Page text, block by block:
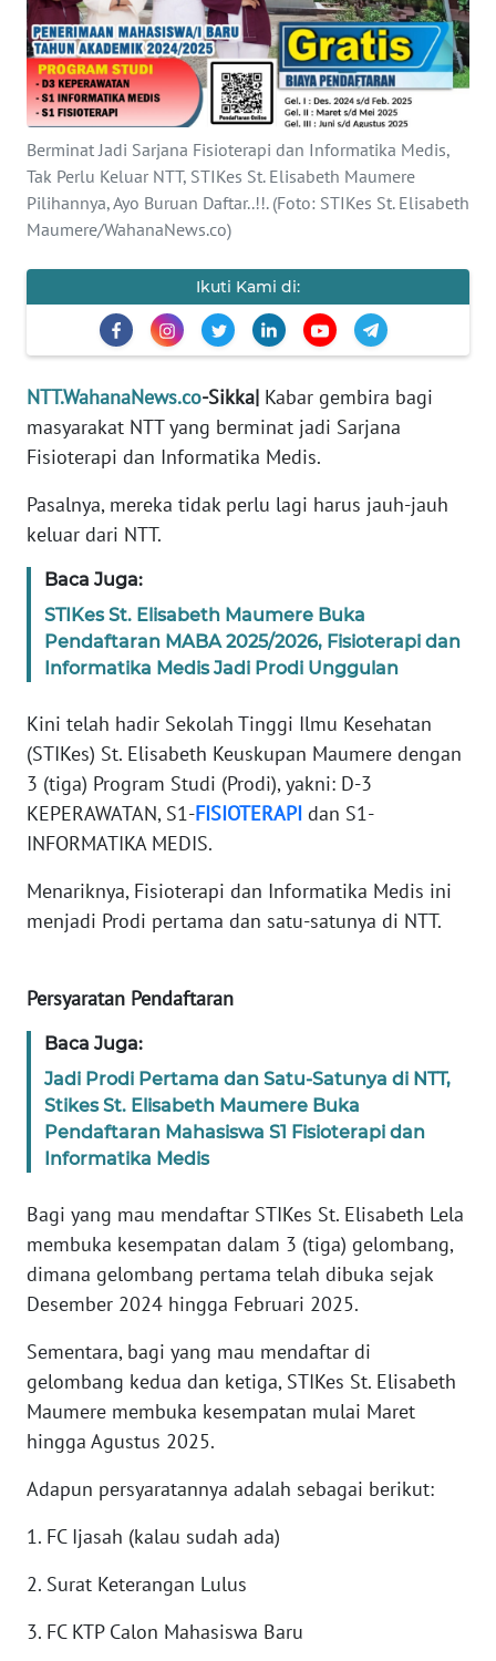
Berminat Jadi Sarjana Fisioterapi dan Informatika Medis,
Tak Perlu Keluar NTT, STIKes St. Elisabeth Maumere
Pilihannya, Ayo Buruan Daftar..!!. (Foto: STIKes St. Elisabeth
Maumere/WahanaNews.co)
Ikuti Kami di:
NTT.WahanaNews.co-Sikka| Kabar gembira bagi
masyarakat NTT yang berminat jadi Sarjana
Fisioterapi dan Informatika Medis.
Pasalnya, mereka tidak perlu lagi harus jauh-jauh
keluar dari NTT.
Baca Juga:
STIKes St. Elisabeth Maumere Buka
Pendaftaran MABA 2025/2026, Fisioterapi dan
Informatika Medis Jadi Prodi Unggulan
Kini telah hadir Sekolah Tinggi Ilmu Kesehatan
(STIKes) St. Elisabeth Keuskupan Maumere dengan
3 (tiga) Program Studi (Prodi), yakni: D-3
KEPERAWATAN, S1-FISIOTERAPI dan S1-
INFORMATIKA MEDIS.
Menariknya, Fisioterapi dan Informatika Medis ini
menjadi Prodi pertama dan satu-satunya di NTT.
Persyaratan Pendaftaran
Baca Juga:
Jadi Prodi Pertama dan Satu-Satunya di NTT,
Stikes St. Elisabeth Maumere Buka
Pendaftaran Mahasiswa S1 Fisioterapi dan
Informatika Medis
Bagi yang mau mendaftar STIKes St. Elisabeth Lela
membuka kesempatan dalam 3 (tiga) gelombang,
dimana gelombang pertama telah dibuka sejak
Desember 2024 hingga Februari 2025.
Sementara, bagi yang mau mendaftar di
gelombang kedua dan ketiga, STIKes St. Elisabeth
Maumere membuka kesempatan mulai Maret
hingga Agustus 2025.
Adapun persyaratannya adalah sebagai berikut:
1. FC Ijasah (kalau sudah ada)
2. Surat Keterangan Lulus
3. FC KTP Calon Mahasiswa Baru
KAMI
INFO
IKLAN
TENTANG
KAMI
PEDOMAN
KARIR
DISCLAIMER
Wahana
News
WN
SUMUT
JAKARTA
WN
JABAR
BANTEN
KEPRI
WN
PAPUA
PAPUA
BARAT
RIAU
WN
WN
JAMBI
WN
WN
NTB